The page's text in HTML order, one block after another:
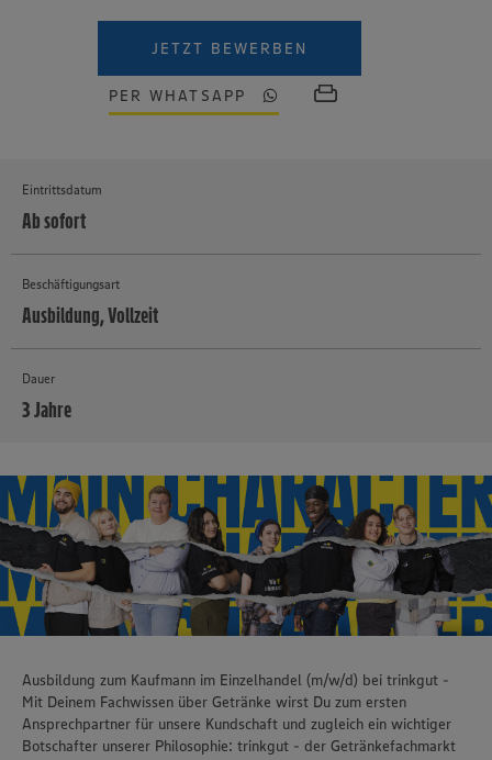
JETZT BEWERBEN
PER WHATSAPP
Eintrittsdatum
Ab sofort
Beschäftigungsart
Ausbildung, Vollzeit
Dauer
3 Jahre
Ausbildung zum Kaufmann im Einzelhandel (m/w/d) bei trinkgut -
Mit Deinem Fachwissen über Getränke wirst Du zum ersten
Ansprechpartner für unsere Kundschaft und zugleich ein wichtiger
Botschafter unserer Philosophie: trinkgut - der Getränkefachmarkt